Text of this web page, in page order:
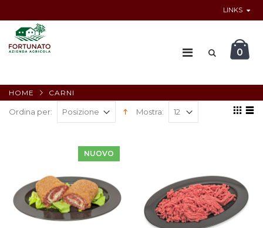
LINKS
0
HOME CARNI
Ordina per: Mostra:
NUOVO